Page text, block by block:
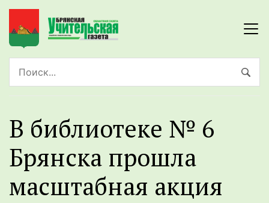
В библиотеке № 6
Брянска прошла
масштабная акция